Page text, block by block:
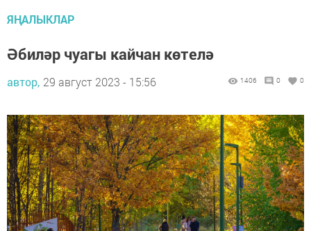
ЯҢАЛЫКЛАР
Әбиләр чуагы кайчан көтелә
автор, 29 август 2023 - 15:56 1406 0 0